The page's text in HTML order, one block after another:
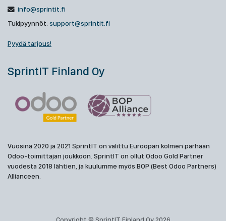
info@sprintit.fi
Tukipyynnöt: support@sprintit.fi
Pyydä tarjous!
SprintIT Finland Oy
Vuosina 2020 ja 2021 SprintIT on valittu Euroopan kolmen parhaan
Odoo-toimittajan joukkoon. SprintIT on ollut Odoo Gold Partner
vuodesta 2018 lähtien, ja kuulumme myös BOP (Best Odoo Partners)
Allianceen.
Copyright © SprintIT Finland Oy 2026